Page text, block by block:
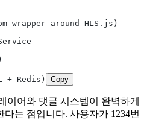
wrapper around HLS.js)
+ Redis)
Copy
이어와 댓글 시스템이 완벽하게
는 점입니다. 사용자가 1234번